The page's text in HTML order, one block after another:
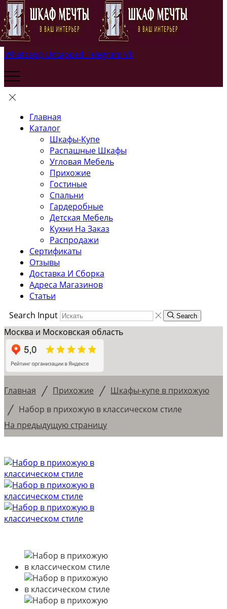
Whatsapp Untapped Telegram Vk
Главная
Каталог
Шкафы-Купе
Распашные Шкафы
Угловая Мебель
Прихожие
Гостиные
Спальни
Гардеробные
Детская Мебель
Кухни На Заказ
Распродажи
Сертификаты
Отзывы
Доставка И Сборка
Адреса Магазинов
Статьи
Search Input
Search
Москва и Московская область
Главная / Прихожие / Шкафы-купе в прихожую
/ Набор в прихожую в классическом стиле
На предыдущую страницу